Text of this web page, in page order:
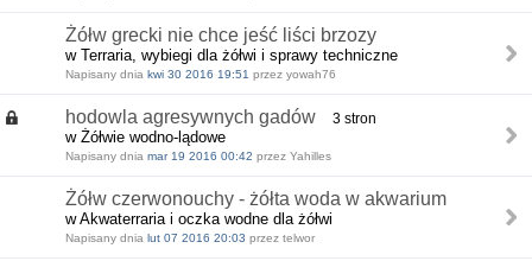
Żółw grecki nie chce jeść liści brzozy
w Terraria, wybiegi dla żółwi i sprawy techniczne
Napisany dnia kwi 30 2016 19:51 przez yowah76
hodowla agresywnych gadów 3 stron
w Żółwie wodno-lądowe
Napisany dnia mar 19 2016 00:42 przez Yahilles
Żółw czerwonouchy - żółta woda w akwarium
w Akwaterraria i oczka wodne dla żółwi
Napisany dnia lut 07 2016 20:03 przez telwor